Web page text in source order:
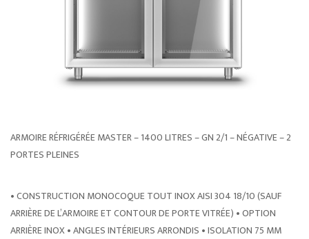
ARMOIRE RÉFRIGÉRÉE MASTER – 1400 LITRES – GN 2/1 – NÉGATIVE – 2
PORTES PLEINES
• CONSTRUCTION MONOCOQUE TOUT INOX AISI 304 18/10 (SAUF
ARRIÈRE DE L’ARMOIRE ET CONTOUR DE PORTE VITRÉE) • OPTION
ARRIÈRE INOX • ANGLES INTÉRIEURS ARRONDIS • ISOLATION 75 MM